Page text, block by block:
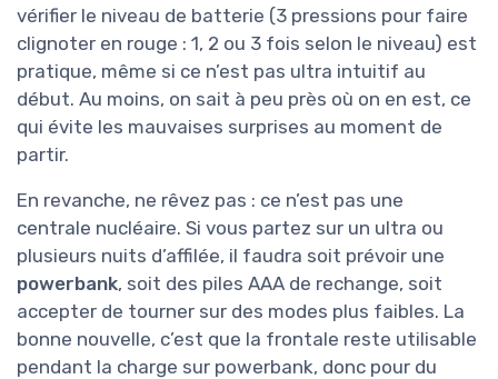
vérifier le niveau de batterie (3 pressions pour faire
clignoter en rouge : 1, 2 ou 3 fois selon le niveau) est
pratique, même si ce n’est pas ultra intuitif au
début. Au moins, on sait à peu près où on en est, ce
qui évite les mauvaises surprises au moment de
partir.
En revanche, ne rêvez pas : ce n’est pas une
centrale nucléaire. Si vous partez sur un ultra ou
plusieurs nuits d’affilée, il faudra soit prévoir une
powerbank, soit des piles AAA de rechange, soit
accepter de tourner sur des modes plus faibles. La
bonne nouvelle, c’est que la frontale reste utilisable
pendant la charge sur powerbank, donc pour du